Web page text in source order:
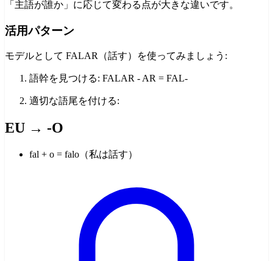
「主語が誰か」に応じて変わる点が大きな違いです。
活用パターン
モデルとして FALAR（話す）を使ってみましょう:
語幹を見つける: FALAR - AR = FAL-
適切な語尾を付ける:
EU → -O
fal + o = falo（私は話す）